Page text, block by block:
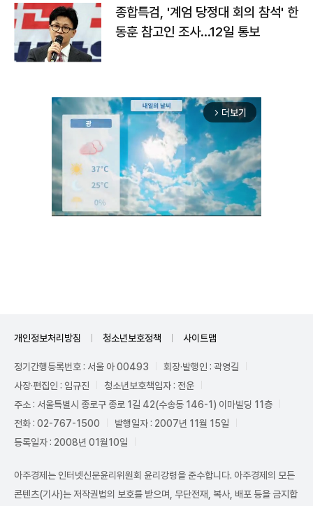
종합특검, '계엄 당정대 회의 참석' 한
동훈 참고인 조사...12일 통보
arrow_forward_ios 더보기
개인정보처리방침 청소년보호정책 사이트맵
정기간행등록번호 : 서울 아 00493
회장·발행인 : 곽영길
사장·편집인 : 임규진
청소년보호책임자 : 전운
주소 : 서울특별시 종로구 종로 1길 42(수송동 146-1) 이마빌딩 11층
전화 : 02-767-1500
발행일자 : 2007년 11월 15일
등록일자 : 2008년 01월10일
아주경제는 인터넷신문윤리위원회 윤리강령을 준수합니다. 아주경제의 모든
콘텐츠(기사)는 저작권법의 보호를 받으며, 무단전재, 복사, 배포 등을 금지합